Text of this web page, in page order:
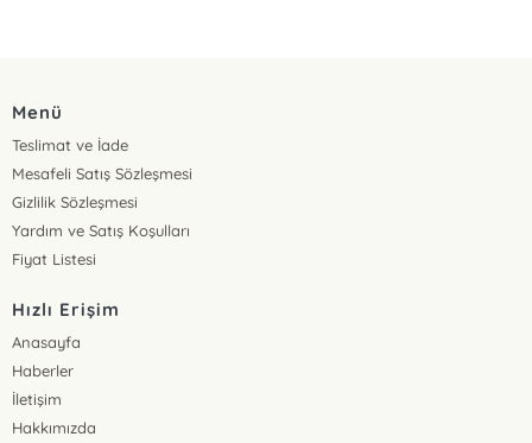
Menü
Teslimat ve İade
Mesafeli Satış Sözleşmesi
Gizlilik Sözleşmesi
Yardım ve Satış Koşulları
Fiyat Listesi
Hızlı Erişim
Anasayfa
Haberler
İletişim
Hakkımızda